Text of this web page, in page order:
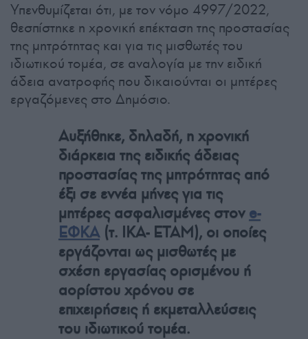
Υπενθυμίζεται ότι, με τον νόμο 4997/2022,
θεσπίστηκε η χρονική επέκταση της προστασίας
της μητρότητας και για τις μισθωτές του
ιδιωτικού τομέα, σε αναλογία με την ειδική
άδεια ανατροφής που δικαιούνται οι μητέρες
εργαζόμενες στο Δημόσιο.
Αυξήθηκε, δηλαδή, η χρονική
διάρκεια της ειδικής άδειας
προστασίας της μητρότητας από
έξι σε εννέα μήνες για τις
μητέρες ασφαλισμένες στον e-
ΕΦΚΑ(τ. ΙΚΑ- ΕΤΑΜ), οι οποίες
εργάζονται ως μισθωτές με
σχέση εργασίας ορισμένου ή
αορίστου χρόνου σε
επιχειρήσεις ή εκμεταλλεύσεις
του ιδιωτικού τομέα.